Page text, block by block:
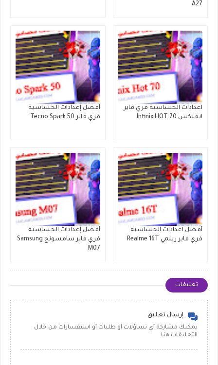
A27
اعدادات الحساسية فري فاير
انفنكس Infinix HOT 70
أفضل إعدادات الحساسية
فري فاير Tecno Spark 50
أفضل اعدادات الحساسية
فري فاير ريلمي Realme 16T
أفضل إعدادات الحساسية
فري فاير سامسونج Samsung
M07
تعليقات
إرسال تعليق
يمكنك مشاركة أي تساؤلات أو طلبات أو استفسارات من خلال
التعليقات هنا